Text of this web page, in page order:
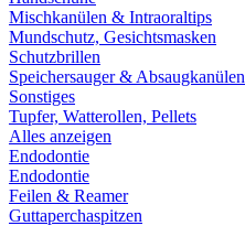
Mischkanülen & Intraoraltips
Mundschutz, Gesichtsmasken
Schutzbrillen
Speichersauger & Absaugkanülen
Sonstiges
Tupfer, Watterollen, Pellets
Alles anzeigen
Endodontie
Endodontie
Feilen & Reamer
Guttaperchaspitzen